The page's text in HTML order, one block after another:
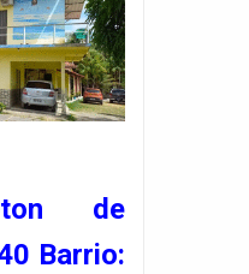
de
Barrio: